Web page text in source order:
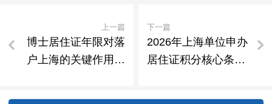
上一篇
博士居住证年限对落
户上海的关键作用解
下一篇
2026年上海单位申办
居住证积分核心条件